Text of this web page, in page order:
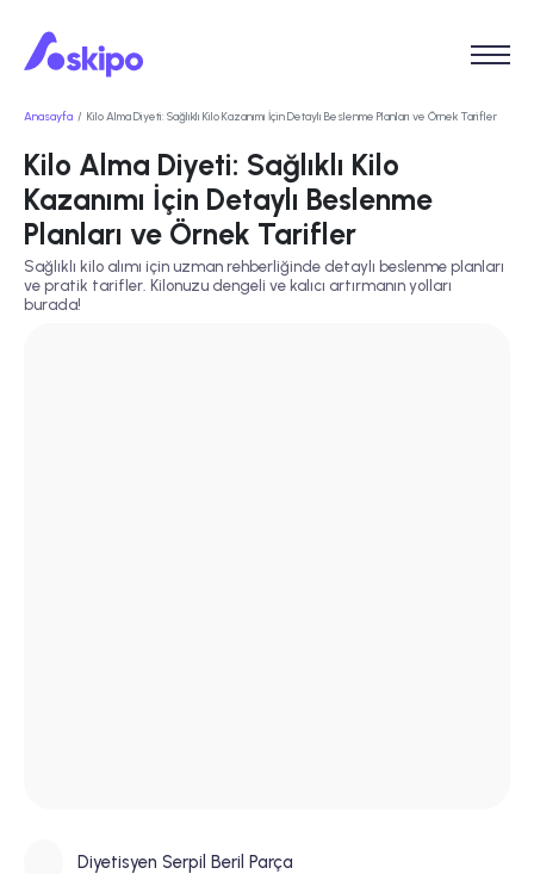
Anasayfa Kilo Alma Diyeti: Sağlıklı Kilo Kazanımı İçin Detaylı Beslenme Planları ve Örnek Tarifler
Kilo Alma Diyeti: Sağlıklı Kilo
Kazanımı İçin Detaylı Beslenme
Planları ve Örnek Tarifler
Sağlıklı kilo alımı için uzman rehberliğinde detaylı beslenme planları
ve pratik tarifler. Kilonuzu dengeli ve kalıcı artırmanın yolları
burada!
Diyetisyen Serpil Beril Parça